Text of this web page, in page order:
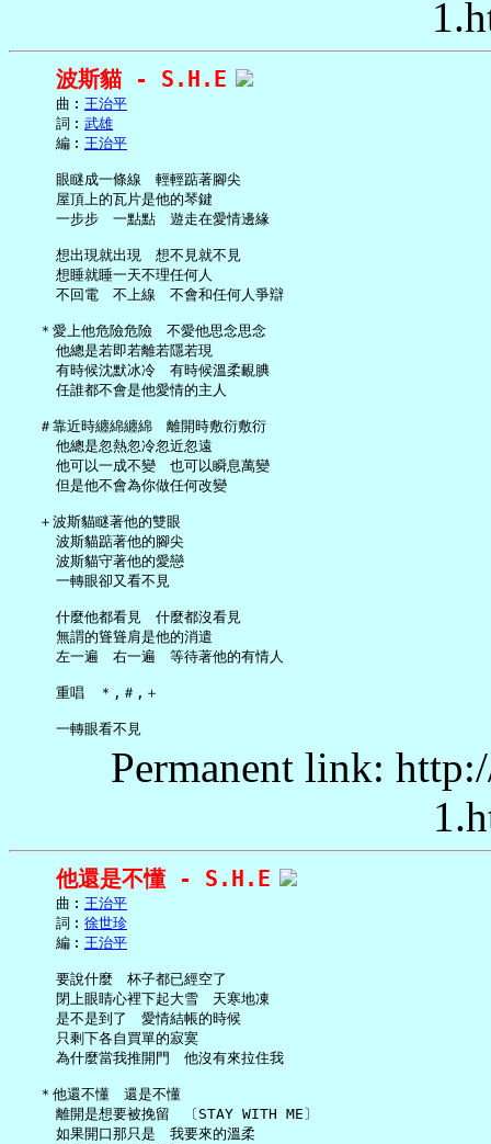
波斯貓 - S.H.E
     曲︰
王治平
     詞︰
武雄
     編︰
王治平
     眼瞇成一條線　輕輕踮著腳尖
     屋頂上的瓦片是他的琴鍵
     一步步　一點點　遊走在愛情邊緣
     想出現就出現　想不見就不見
     想睡就睡一天不理任何人
     不回電　不上線　不會和任何人爭辯
   ＊愛上他危險危險　不愛他思念思念
     他總是若即若離若隱若現
     有時候沈默冰冷　有時候溫柔靦腆
     任誰都不會是他愛情的主人
   ＃靠近時纏綿纏綿　離開時敷衍敷衍
     他總是忽熱忽冷忽近忽遠
     他可以一成不變　也可以瞬息萬變
     但是他不會為你做任何改變
   ＋波斯貓瞇著他的雙眼
     波斯貓踮著他的腳尖
     波斯貓守著他的愛戀
     一轉眼卻又看不見
     什麼他都看見　什麼都沒看見
     無謂的聳聳肩是他的消遣
     左一遍　右一遍　等待著他的有情人
     重唱　＊,＃,＋
Permanent link:
他還是不懂 - S.H.E
     曲︰
王治平
     詞︰
徐世珍
     編︰
王治平
     要說什麼　杯子都已經空了
     閉上眼睛心裡下起大雪　天寒地凍
     是不是到了　愛情結帳的時候
     只剩下各自買單的寂寞
     為什麼當我推開門　他沒有來拉住我
   ＊他還不懂　還是不懂
     離開是想要被挽留　〔STAY WITH ME〕
     如果開口那只是　我要來的溫柔